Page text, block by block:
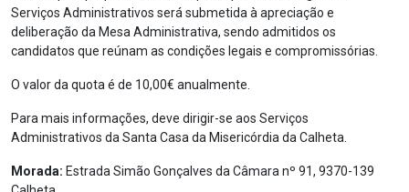
Serviços Administrativos será submetida à apreciação e
deliberação da Mesa Administrativa, sendo admitidos os
candidatos que reúnam as condições legais e compromissórias.
O valor da quota é de 10,00€ anualmente.
Para mais informações, deve dirigir-se aos Serviços
Administrativos da Santa Casa da Misericórdia da Calheta.
Morada: Estrada Simão Gonçalves da Câmara nº 91, 9370-139